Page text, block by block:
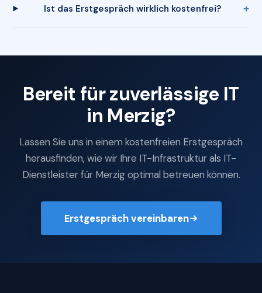
Ist das Erstgespräch wirklich kostenfrei?
Bereit für zuverlässige IT
in Merzig?
Lassen Sie uns in einem kostenfreien Erstgespräch
herausfinden, wie wir Ihre IT-Infrastruktur als IT-
Dienstleister für Merzig optimal betreuen können.
Erstgespräch vereinbaren